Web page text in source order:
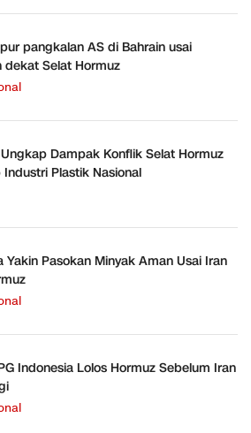
pangkalan AS di Bahrain usai
dekat Selat Hormuz
Ungkap Dampak Konflik Selat Hormuz
Plastik Nasional
Yakin Pasokan Minyak Aman Usai Iran
Indonesia Lolos Hormuz Sebelum Iran